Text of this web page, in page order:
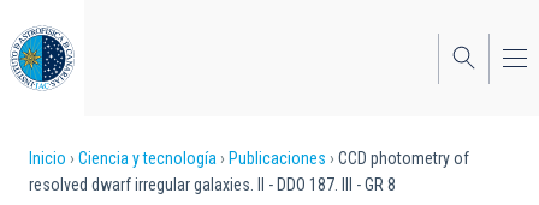
al
contenido
principal
Sobrescribir
Inicio Ciencia y tecnología Publicaciones
CCD photometry of
resolved dwarf irregular galaxies. II - DDO 187. III - GR 8